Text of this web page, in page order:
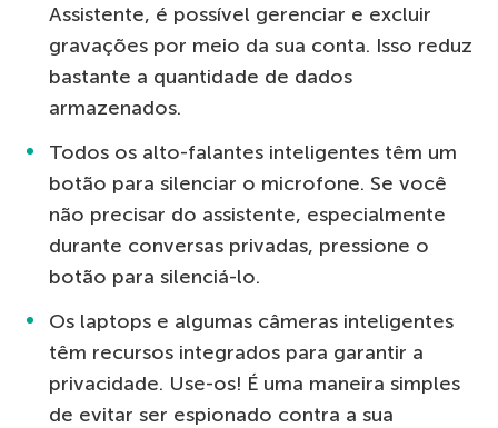
Assistente, é possível gerenciar e excluir
gravações por meio da sua conta. Isso reduz
bastante a quantidade de dados
armazenados.
Todos os alto-falantes inteligentes têm um
botão para silenciar o microfone. Se você
não precisar do assistente, especialmente
durante conversas privadas, pressione o
botão para silenciá-lo.
Os laptops e algumas câmeras inteligentes
têm recursos integrados para garantir a
privacidade. Use-os! É uma maneira simples
de evitar ser espionado contra a sua